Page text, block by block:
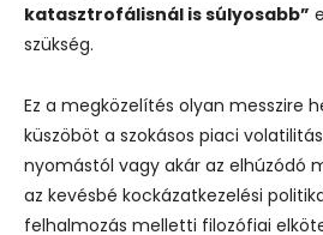
katasztrofálisnál is súlyosabb”
szükség.
Ez a megközelítés olyan messzire
küszöböt a szokásos piaci
nyomástól vagy akár az elhúzódó
az kevésbé kockázatkezelési
felhalmozás melletti filozófiai